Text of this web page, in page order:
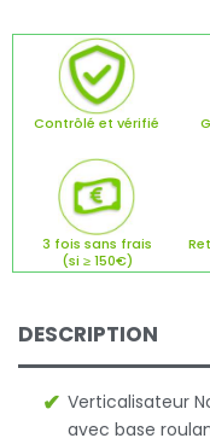
Contrôlé et vérifié
3 fois sans frais
(si ≥ 150€)
DESCRIPTION
Verticalisateur
avec base